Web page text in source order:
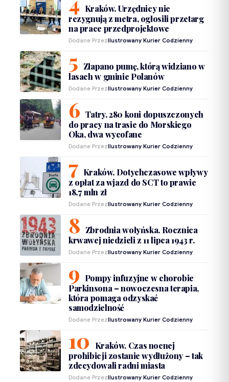
Kraków. Urzędnicy nie
rezygnują z metra, ogłosili przetarg
na prace przedprojektowe
Dodane PrzezIlustrowany Kurier Codzienny
Złapano pumę, którą widziano w
lasach w gminie Polanów
Dodane PrzezIlustrowany Kurier Codzienny
Tatry. 280 koni dopuszczonych
do pracy na trasie do Morskiego
Oka, dwa wycofane
Dodane PrzezIlustrowany Kurier Codzienny
Kraków. Dotychczasowe wpływy
z opłat za wjazd do SCT to prawie
18,7 mln zł
Dodane PrzezIlustrowany Kurier Codzienny
Zbrodnia wołyńska. Rocznica
krwawej niedzieli z 11 lipca 1943 r.
Dodane PrzezIlustrowany Kurier Codzienny
Pompy infuzyjne w chorobie
Parkinsona – nowoczesna terapia,
która pomaga odzyskać
samodzielność
Dodane PrzezIlustrowany Kurier Codzienny
Kraków. Czas nocnej
prohibicji zostanie wydłużony – tak
zdecydowali radni miasta
Dodane PrzezIlustrowany Kurier Codzienny